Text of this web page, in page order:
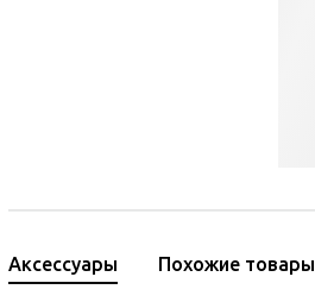
Аксессуары Похожие товары